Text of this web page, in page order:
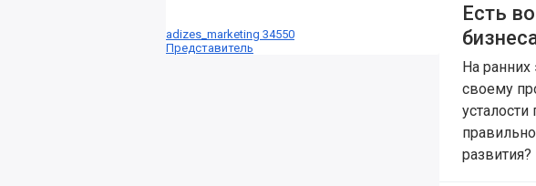
adizes_marketing 34550
Представитель
Есть
На ранних
своему
развития?